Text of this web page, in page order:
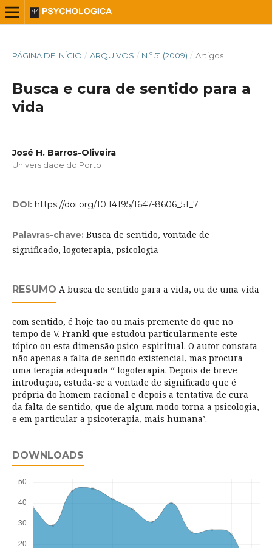
PÁGINA DE INÍCIO / ARQUIVOS / N.º 51 (2009) / Artigos
Busca e cura de sentido para a
vida
José H. Barros-Oliveira
Universidade do Porto
DOI: https://doi.org/10.14195/1647-8606_51_7
Palavras-chave: Busca de sentido, vontade de
significado, logoterapia, psicologia
RESUMO A busca de sentido para a vida, ou de uma vida
com sentido, é hoje tão ou mais premente do que no
tempo de V. Frankl que estudou particularmente este
tópico ou esta dimensão psico-espiritual. O autor constata
não apenas a falta de sentido existencial, mas procura
uma terapia adequada “ logoterapia. Depois de breve
introdução, estuda-se a vontade de significado que é
própria do homem racional e depois a tentativa de cura
da falta de sentido, que de algum modo torna a psicologia,
e em particular a psicoterapia, mais humana’.
DOWNLOADS